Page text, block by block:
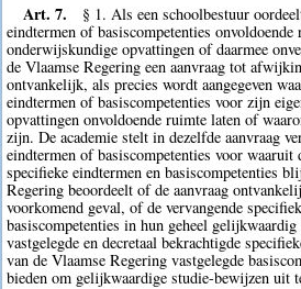
Art. 7.
§ 1. Als een schoolbestuur
eindtermen of basiscompetenties
onderwijskundige opvattingen of daarmee
de Vlaamse Regering een aanvraag tot
ontvankelijk, als precies wordt aangegeven
eindtermen of basiscompetenties voor zijn
opvattingen onvoldoende ruimte laten of
zijn. De academie stelt in dezelfde aanvraag
eindtermen of basiscompetenties voor
specifieke eindtermen en basiscompetenties
Regering beoordeelt of de aanvraag
voorkomend geval, of de vervangende
basiscompetenties in hun geheel
vastgelegde en decretaal bekrachtigde
van de Vlaamse Regering vastgelegde
bieden om gelijkwaardige studie-bewijzen uit